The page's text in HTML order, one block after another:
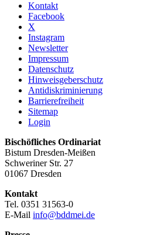
Kontakt
Facebook
X
Instagram
Newsletter
Impressum
Datenschutz
Hinweisgeberschutz
Antidiskriminierung
Barrierefreiheit
Sitemap
Login
Bischöfliches Ordinariat
Bistum Dresden-Meißen
Schweriner Str. 27
01067 Dresden
Kontakt
Tel. 0351 31563-0
E-Mail info@bddmei.de